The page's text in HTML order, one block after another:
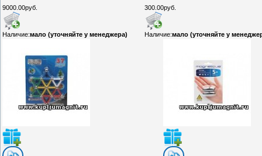
9000.00руб.
Наличие:мало (уточняйте у менеджера)
300.00руб.
Наличие:мало (уточняйте у